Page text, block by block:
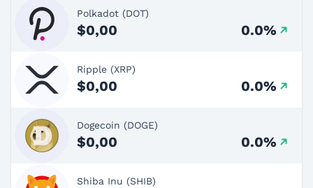
Polkadot (DOT)
$0,00 0.0%
Ripple (XRP)
$0,00 0.0%
Dogecoin (DOGE)
$0,00 0.0%
Shiba Inu (SHIB)